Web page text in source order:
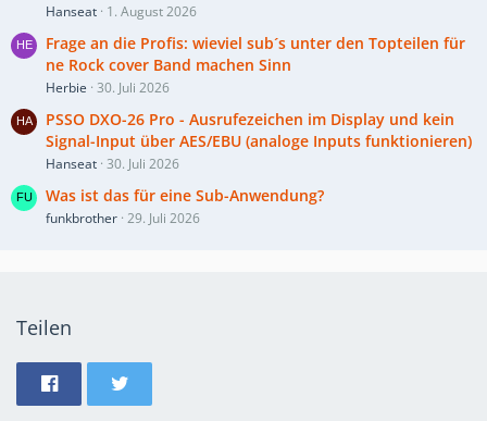
Hanseat 1. August 2026
Frage an die Profis: wieviel sub´s unter den Topteilen für
ne Rock cover Band machen Sinn
Herbie 30. Juli 2026
PSSO DXO-26 Pro - Ausrufezeichen im Display und kein
Signal-Input über AES/EBU (analoge Inputs funktionieren)
Hanseat 30. Juli 2026
Was ist das für eine Sub-Anwendung?
funkbrother 29. Juli 2026
Teilen